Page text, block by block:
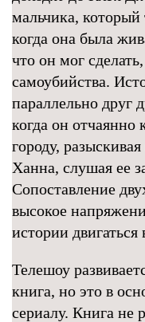
мальчика,
когда она была
что он мог
самоубийства.
параллельно друг
когда он отчаянно
городу,
Ханна, слушая ее
Сопоставление
высокое
истории двигаться
Телешоу
книга, но это в
сериалу. Книга не